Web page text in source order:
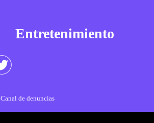
Entretenimiento
Canal de denuncias